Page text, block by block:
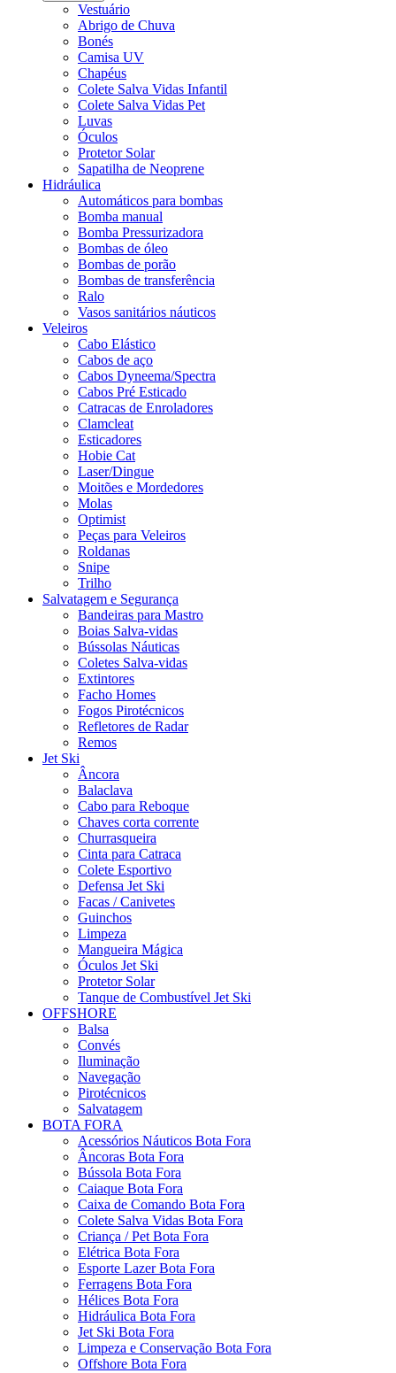
Vestuário
Abrigo de Chuva
Bonés
Camisa UV
Chapéus
Colete Salva Vidas Infantil
Colete Salva Vidas Pet
Luvas
Óculos
Protetor Solar
Sapatilha de Neoprene
Hidráulica
Automáticos para bombas
Bomba manual
Bomba Pressurizadora
Bombas de óleo
Bombas de porão
Bombas de transferência
Ralo
Vasos sanitários náuticos
Veleiros
Cabo Elástico
Cabos de aço
Cabos Dyneema/Spectra
Cabos Pré Esticado
Catracas de Enroladores
Clamcleat
Esticadores
Hobie Cat
Laser/Dingue
Moitões e Mordedores
Molas
Optimist
Peças para Veleiros
Roldanas
Snipe
Trilho
Salvatagem e Segurança
Bandeiras para Mastro
Boias Salva-vidas
Bússolas Náuticas
Coletes Salva-vidas
Extintores
Facho Homes
Fogos Pirotécnicos
Refletores de Radar
Remos
Jet Ski
Âncora
Balaclava
Cabo para Reboque
Chaves corta corrente
Churrasqueira
Cinta para Catraca
Colete Esportivo
Defensa Jet Ski
Facas / Canivetes
Guinchos
Limpeza
Mangueira Mágica
Óculos Jet Ski
Protetor Solar
Tanque de Combustível Jet Ski
OFFSHORE
Balsa
Convés
Iluminação
Navegação
Pirotécnicos
Salvatagem
BOTA FORA
Acessórios Náuticos Bota Fora
Âncoras Bota Fora
Bússola Bota Fora
Caiaque Bota Fora
Caixa de Comando Bota Fora
Colete Salva Vidas Bota Fora
Criança / Pet Bota Fora
Elétrica Bota Fora
Esporte Lazer Bota Fora
Ferragens Bota Fora
Hélices Bota Fora
Hidráulica Bota Fora
Jet Ski Bota Fora
Limpeza e Conservação Bota Fora
Offshore Bota Fora